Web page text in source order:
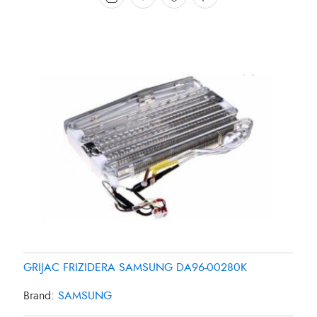
GRIJAC FRIZIDERA SAMSUNG DA96-00280K
Brand: SAMSUNG